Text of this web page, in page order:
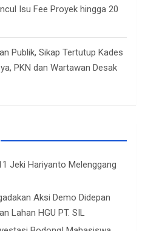
Isu Fee Proyek hingga 20
Publik, Sikap Tertutup Kades
PKN dan Wartawan Desak
Jeki Hariyanto Melenggang
Aksi Demo Didepan
Lahan HGU PT. SIL